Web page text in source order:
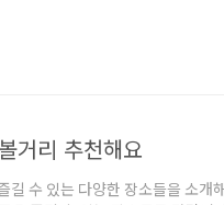
거리 추천해요
수 있는 다양한 장소들을 소개